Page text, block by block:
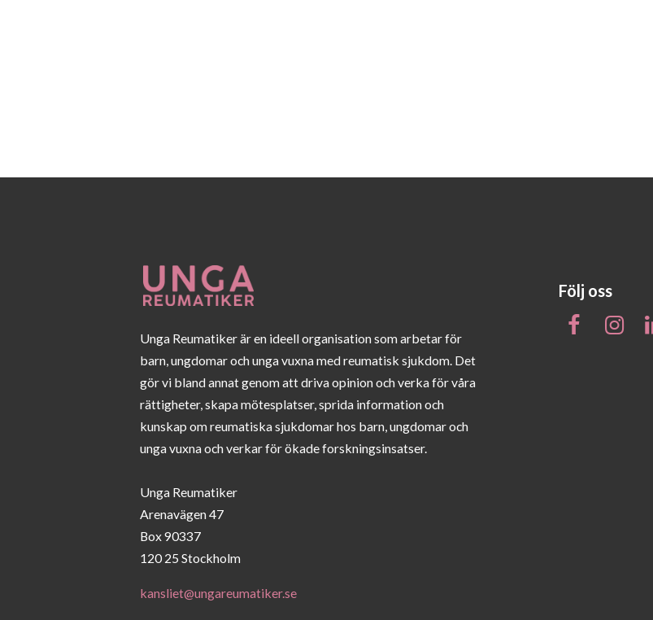
Unga Reumatiker är en ideell organisation som arbetar för
barn, ungdomar och unga vuxna med reumatisk sjukdom. Det
gör vi bland annat genom att driva opinion och verka för våra
rättigheter, skapa mötesplatser, sprida information och
kunskap om reumatiska sjukdomar hos barn, ungdomar och
unga vuxna och verkar för ökade forskningsinsatser.
Unga Reumatiker
Arenavägen 47
Box 90337
120 25 Stockholm
kansliet@ungareumatiker.se
Följ oss